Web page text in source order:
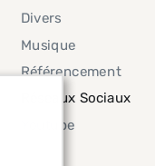
Divers
Musique
Référencement
Réseaux Sociaux
Youtube